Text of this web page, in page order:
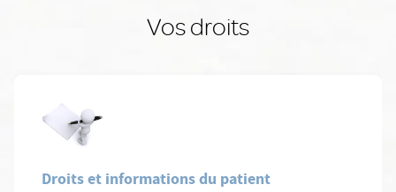
Vos droits
Droits et informations du patient